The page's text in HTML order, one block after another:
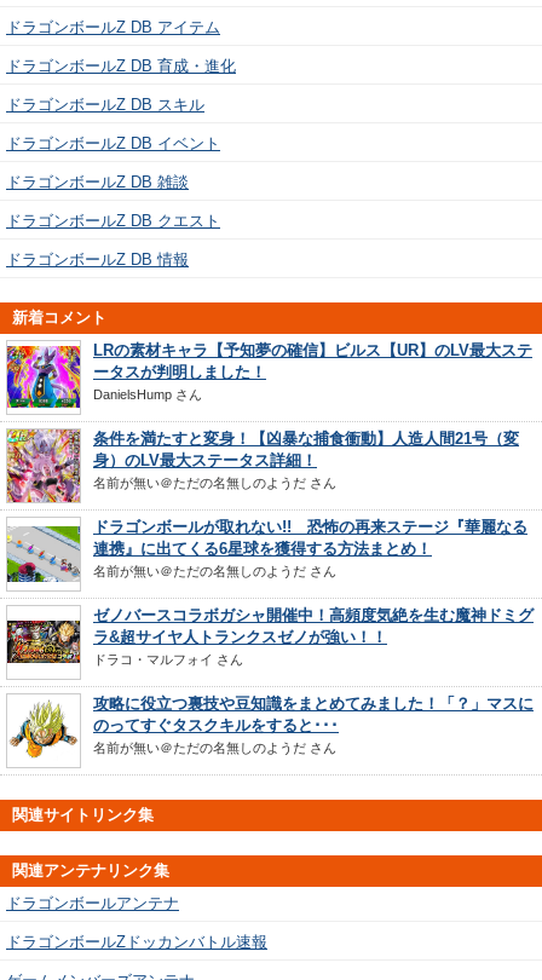
ドラゴンボールZ DB アイテム
ドラゴンボールZ DB 育成・進化
ドラゴンボールZ DB スキル
ドラゴンボールZ DB イベント
ドラゴンボールZ DB 雑談
ドラゴンボールZ DB クエスト
ドラゴンボールZ DB 情報
新着コメント
LRの素材キャラ【予知夢の確信】ビルス【UR】のLV最大ステ
ータスが判明しました！
DanielsHump さん
条件を満たすと変身！【凶暴な捕食衝動】人造人間21号（変
身）のLV最大ステータス詳細！
名前が無い＠ただの名無しのようだ さん
ドラゴンボールが取れない!! 恐怖の再来ステージ『華麗なる
連携』に出てくる6星球を獲得する方法まとめ！
名前が無い＠ただの名無しのようだ さん
ゼノバースコラボガシャ開催中！高頻度気絶を生む魔神ドミグ
ラ&超サイヤ人トランクスゼノが強い！！
ドラコ・マルフォイ さん
攻略に役立つ裏技や豆知識をまとめてみました！「？」マスに
のってすぐタスクキルをすると･･･
名前が無い＠ただの名無しのようだ さん
関連サイトリンク集
関連アンテナリンク集
ドラゴンボールアンテナ
ドラゴンボールZドッカンバトル速報